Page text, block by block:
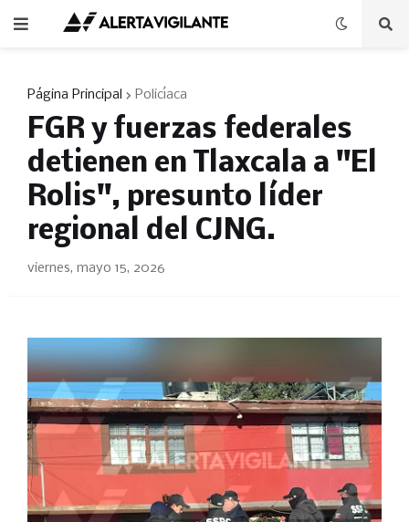
Página Principal Policíaca
FGR y fuerzas federales
detienen en Tlaxcala a "El
Rolis", presunto líder
regional del CJNG.
viernes, mayo 15, 2026